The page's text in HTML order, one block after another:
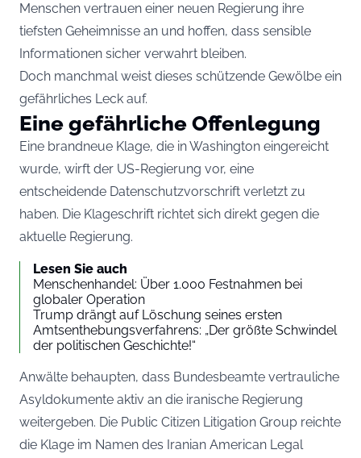
Menschen vertrauen einer neuen Regierung ihre
tiefsten Geheimnisse an und hoffen, dass sensible
Informationen sicher verwahrt bleiben.
Doch manchmal weist dieses schützende Gewölbe ein
gefährliches Leck auf.
Eine gefährliche Offenlegung
Eine brandneue Klage, die in Washington eingereicht
wurde, wirft der US-Regierung vor, eine
entscheidende Datenschutzvorschrift verletzt zu
haben. Die Klageschrift richtet sich direkt gegen die
aktuelle Regierung.
Lesen Sie auch
Menschenhandel: Über 1.000 Festnahmen bei
globaler Operation
Trump drängt auf Löschung seines ersten
Amtsenthebungsverfahrens: „Der größte Schwindel
der politischen Geschichte!“
Anwälte behaupten, dass Bundesbeamte vertrauliche
Asyldokumente aktiv an die iranische Regierung
weitergeben. Die Public Citizen Litigation Group reichte
die Klage im Namen des Iranian American Legal